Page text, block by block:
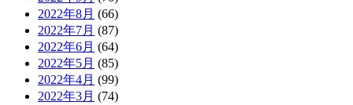
2022年8月 (66)
2022年7月 (87)
2022年6月 (64)
2022年5月 (85)
2022年4月 (99)
2022年3月 (74)